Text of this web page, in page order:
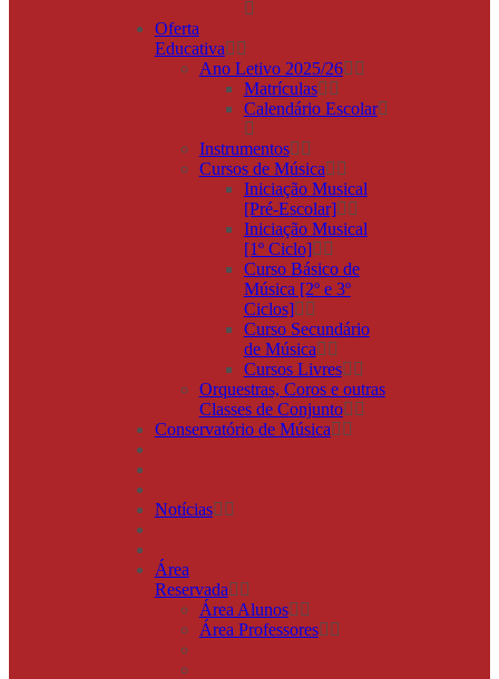
Oferta
Educativa
Ano Letivo 2025/26
Matrículas
Calendário Escolar
Instrumentos
Cursos de Música
Iniciação Musical
[Pré-Escolar]
Iniciação Musical
[1º Ciclo]
Curso Básico de
Música [2º e 3º
Ciclos]
Curso Secundário
de Música
Cursos Livres
Orquestras, Coros e outras
Classes de Conjunto
Conservatório de Música
Notícias
Área
Reservada
Área Alunos
Área Professores